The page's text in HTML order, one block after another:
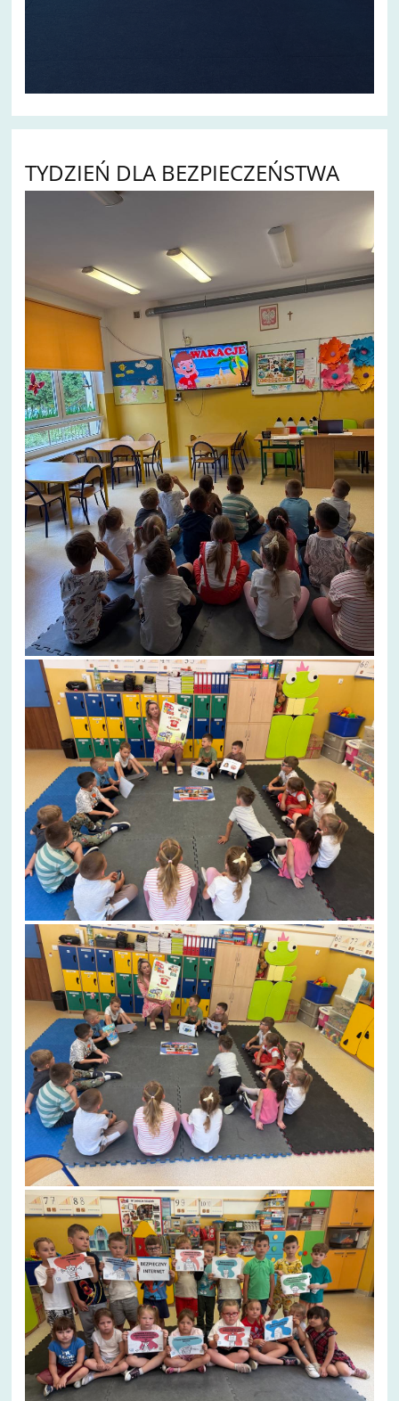
TYDZIEŃ DLA BEZPIECZEŃSTWA